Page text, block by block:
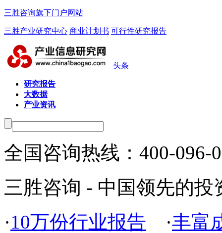
三胜咨询旗下门户网站
三胜产业研究中心 商业计划书 可行性研究报告
头条
研究报告
大数据
产业资讯
全国咨询热线： 400-096-
三胜咨询 - 中国领先的投
·10万份行业报告 ·丰富